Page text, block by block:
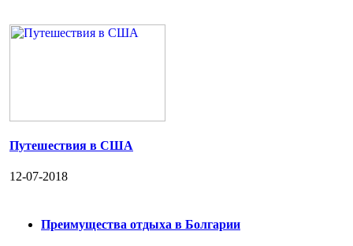
Путешествия в США
12-07-2018
Преимущества отдыха в Болгарии